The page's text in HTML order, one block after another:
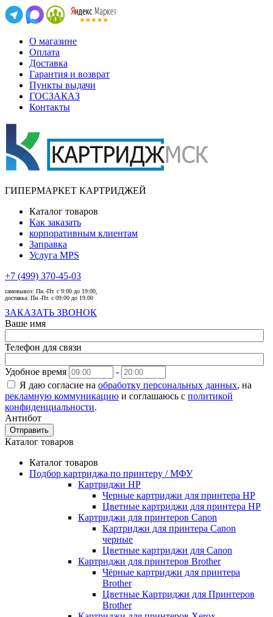
О магазине
Оплата
Доставка
Гарантия и возврат
Пункты выдачи
ГОСЗАКАЗ
Контакты
ГИПЕРМАРКЕТ КАРТРИДЖЕЙ
Каталог товаров
Как заказать
корпоративным клиентам
Заправка
Услуга MPS
+7 (499) 370-45-03
самовывоз: Пн.-Пт. с 9:00 до 19:00,
доставка: Пн.-Пт. с 09:00 до 19.00
ЗАКАЗАТЬ ЗВОНОК
Ваше имя
Телефон для связи
Удобное время
-
Я даю согласие на обработку персональных данных, на
рекламную коммуникацию и соглашаюсь с политикой
конфиденциальности.
Антибот
Отправить
Каталог товаров
Каталог товаров
Подбор картриджа по принтеру / МФУ
Картриджи HP
Черные картриджи для принтера HP
Цветные картриджи для принтера HP
Картриджи для принтеров Сanon
Картриджи для принтера Сanon
черные
Цветные картриджи для Сanon
Картриджи для принтеров Brother
Чёрные картриджи для принтера
Brother
Цветные Картриджи для Принтеров
Brother